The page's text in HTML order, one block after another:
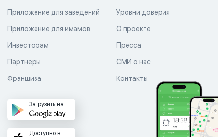
Уровни доверия
Приложение для заведений
Приложение для имамов О проекте
Пресса
СМИ о нас
Контакты
Инвесторам
Партнеры
Франшиза
Загрузить на
Доступно в